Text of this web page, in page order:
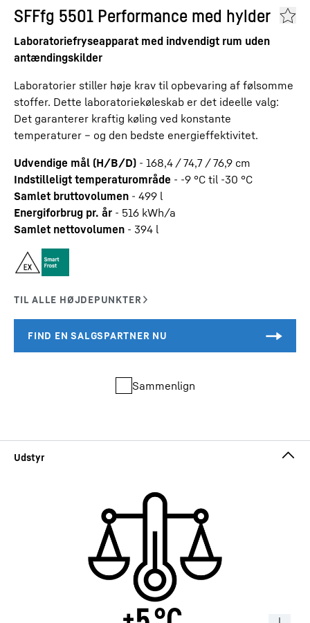
SFFfg 5501 Performance med hylder
Laboratoriefryseapparat med indvendigt rum uden
antændingskilder
Laboratorier stiller høje krav til opbevaring af følsomme
stoffer. Dette laboratoriekøleskab er det ideelle valg:
Det garanterer kraftig køling ved konstante
temperaturer – og den bedste energieffektivitet.
Udvendige mål (H/B/D) - 168,4 / 74,7 / 76,9 cm
Indstilleligt temperaturområde - -9 °C til -30 °C
Samlet bruttovolumen - 499 l
Energiforbrug pr. år - 516 kWh/a
Samlet nettovolumen - 394 l
Sammenlign